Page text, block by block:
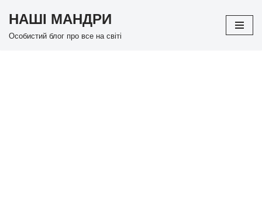
Перейти
НАШІ МАНДРИ
Особистий блог про все на світі